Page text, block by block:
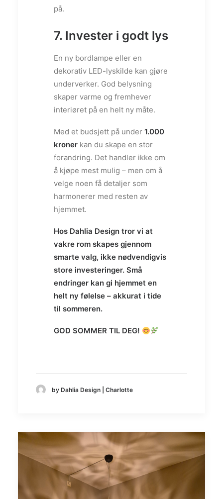
på.
7. Invester i godt lys
En ny bordlampe eller en
dekorativ LED-lyskilde kan gjøre
underverker. God belysning
skaper varme og fremhever
interiøret på en helt ny måte.
Med et budsjett på under 1.000
kroner kan du skape en stor
forandring. Det handler ikke om
å kjøpe mest mulig – men om å
velge noen få detaljer som
harmonerer med resten av
hjemmet.
Hos Dahlia Design tror vi at
vakre rom skapes gjennom
smarte valg, ikke nødvendigvis
store investeringer. Små
endringer kan gi hjemmet en
helt ny følelse – akkurat i tide
til sommeren.
GOD SOMMER TIL DEG!
by Dahlia Design | Charlotte